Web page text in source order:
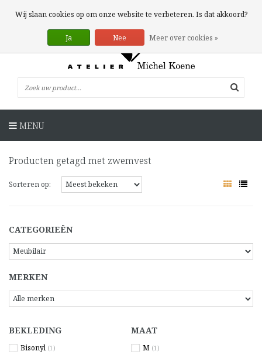
0 Artikelen
MENU
Producten getagd met zwemvest
Sorteren op:
CATEGORIEËN
MERKEN
BEKLEDING
Bisonyl (1)
MAAT
M (1)
Wij slaan cookies op om onze website te verbeteren. Is dat akkoord?
Ja Nee Meer over cookies »